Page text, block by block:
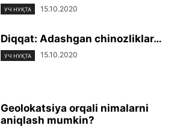
УЧ НУҚТА 15.10.2020
Diqqat: Adashgan chinozliklar…
УЧ НУҚТА 15.10.2020
Geolokatsiya orqali nimalarni
aniqlash mumkin?